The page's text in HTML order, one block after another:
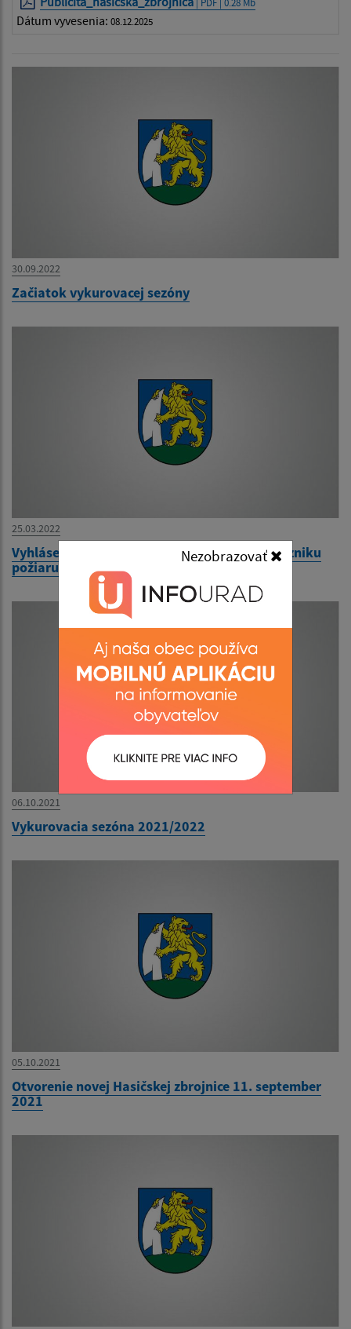
Nezobrazovať
Dátum vyvesenia: 08.12.2025
30.09.2022
Začiatok vykurovacej sezóny
25.03.2022
Vyhlásenie času zvýšeného nebezpečenstva vzniku
požiaru
06.10.2021
Vykurovacia sezóna 2021/2022
05.10.2021
Otvorenie novej Hasičskej zbrojnice 11. september
2021